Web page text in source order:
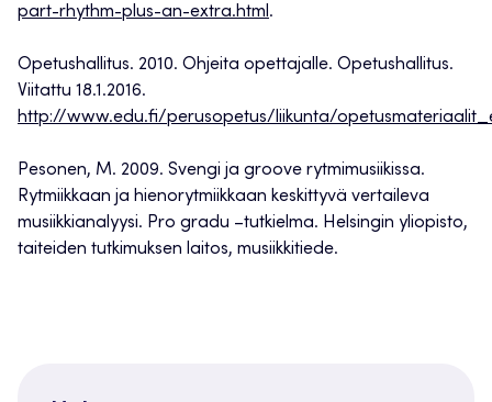
part-rhythm-plus-an-extra.html.
Opetushallitus. 2010. Ohjeita opettajalle. Opetushallitus.
Viitattu 18.1.2016.
http://www.edu.fi/perusopetus/liikunta/
Pesonen, M. 2009. Svengi ja groove rytmimusiikissa.
Rytmiikkaan ja hienorytmiikkaan keskittyvä vertaileva
musiikkianalyysi. Pro gradu –tutkielma. Helsingin yliopisto,
taiteiden tutkimuksen laitos, musiikkitiede.